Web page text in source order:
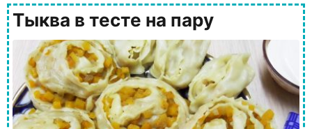
Тыква в тесте на пару